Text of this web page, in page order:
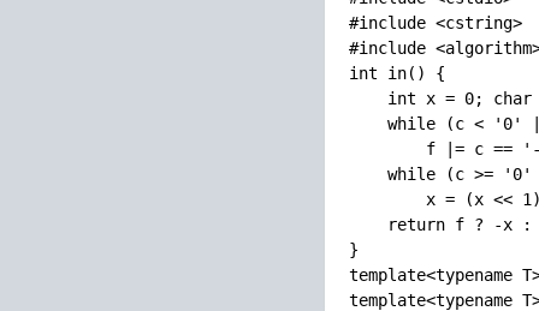
#include <cstring>
#include
int in() {
int x = 0; char
while (c < '0'
f |= c ==
while (c >= '0'
x = (x <<
return f ? -x :
}